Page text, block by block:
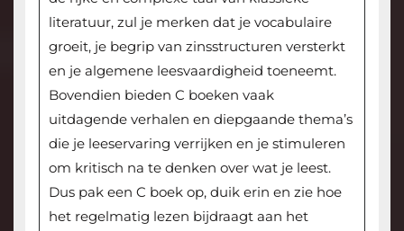
literatuur, zul je merken dat je vocabulaire
groeit, je begrip van zinsstructuren versterkt
en je algemene leesvaardigheid toeneemt.
Bovendien bieden C boeken vaak
uitdagende verhalen en diepgaande thema’s
die je leeservaring verrijken en je stimuleren
om kritisch na te denken over wat je leest.
Dus pak een C boek op, duik erin en zie hoe
het regelmatig lezen bijdraagt aan het